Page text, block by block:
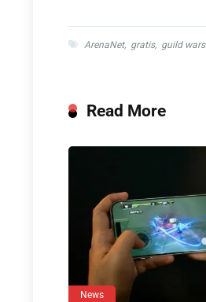
ArenaNet, gratis, guild
Read More
News